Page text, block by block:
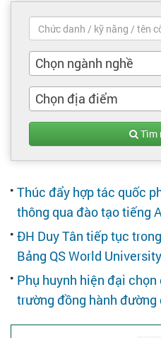
Trang chủ
Việc làm mới nhất
Tìm việc làm
Nhà tuyển dụng
Chọn ngành nghề
Chọn địa điểm
Tìm
Thúc đẩy hợp tác quốc
thông qua đào tạo tiếng
ĐH Duy Tân tiếp tục
Bảng QS World
Phụ huynh hiện đại
trường đồng hành đường